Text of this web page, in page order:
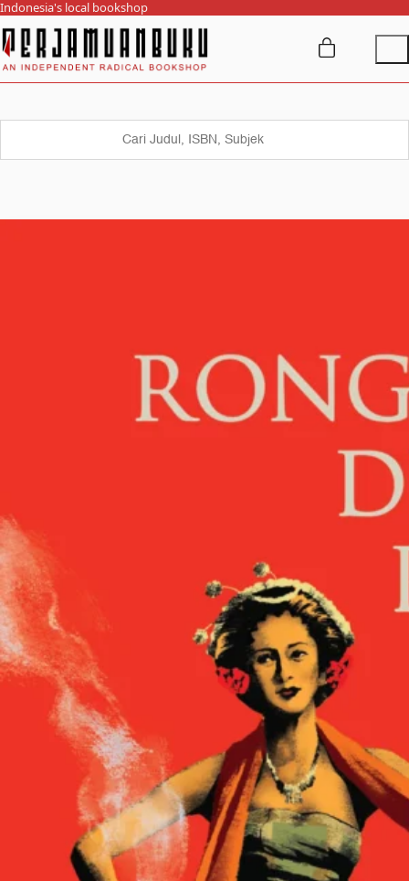
Indonesia's local bookshop